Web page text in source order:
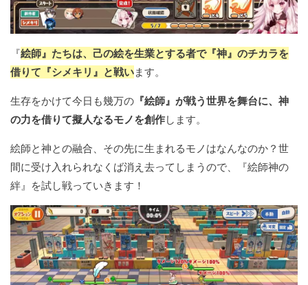
『絵師』たちは、己の絵を生業とする者で『神』のチカラを
借りて『シメキリ』と戦います。
生存をかけて今日も幾万の 『絵師』が戦う世界を舞台に、神
の力を借りて擬人なるモノを創作します。
絵師と神との融合、その先に生まれるモノはなんなのか？世
間に受け入れられなくば消え去ってしまうので、『絵師神の
絆』を試し戦っていきます！